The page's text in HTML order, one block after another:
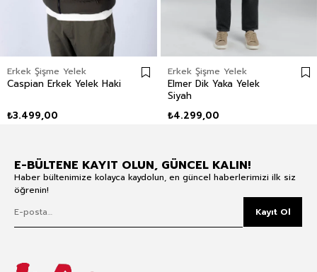
Erkek Şişme Yelek
Caspian Erkek Yelek Haki
₺3.499,00
Erkek Şişme Yelek
Elmer Dik Yaka Yelek
Siyah
₺4.299,00
E-BÜLTENE KAYIT OLUN, GÜNCEL KALIN!
Haber bültenimize kolayca kaydolun, en güncel haberlerimizi ilk siz
öğrenin!
Kayıt Ol